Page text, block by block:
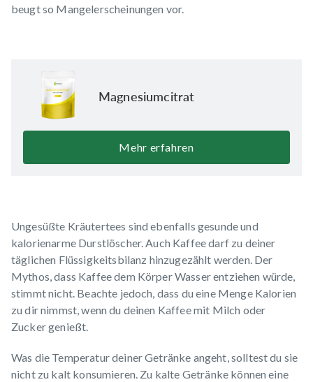
beugt so Mangelerscheinungen vor.
Magnesiumcitrat
Mehr erfahren
Ungesüßte Kräutertees sind ebenfalls gesunde und
kalorienarme Durstlöscher. Auch Kaffee darf zu deiner
täglichen Flüssigkeitsbilanz hinzugezählt werden. Der
Mythos, dass Kaffee dem Körper Wasser entziehen würde,
stimmt nicht. Beachte jedoch, dass du eine Menge Kalorien
zu dir nimmst, wenn du deinen Kaffee mit Milch oder
Zucker genießt.
Was die Temperatur deiner Getränke angeht, solltest du sie
nicht zu kalt konsumieren. Zu kalte Getränke können eine